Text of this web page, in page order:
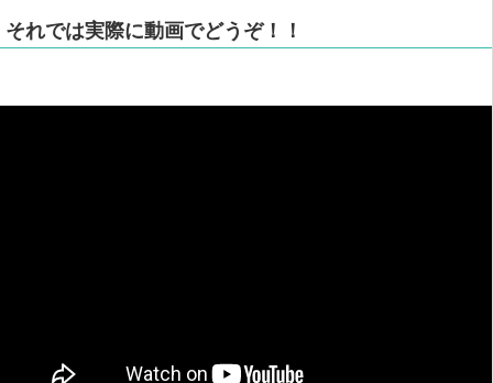
それでは実際に動画でどうぞ！！